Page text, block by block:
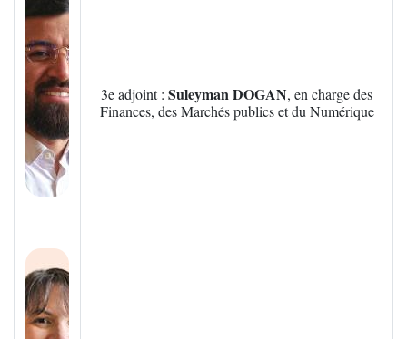
3e adjoint : Suleyman DOGAN, en charge des
Finances, des Marchés publics et du Numérique